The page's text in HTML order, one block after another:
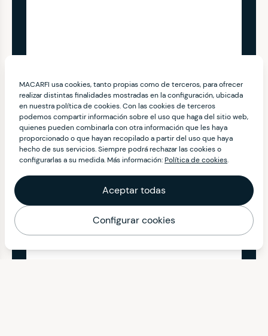
MACARFI usa cookies, tanto propias como de terceros, para ofrecer
realizar distintas finalidades mostradas en la configuración, ubicada
en nuestra política de cookies. Con las cookies de terceros
podemos compartir información sobre el uso que haga del sitio web,
quienes pueden combinarla con otra información que les haya
proporcionado o que hayan recopilado a partir del uso que haya
hecho de sus servicios. Siempre podrá rechazar las cookies o
configurarlas a su medida. Más información:Política de cookies.
Aceptar todas
Configurar cookies